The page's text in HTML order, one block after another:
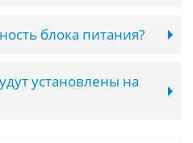
блока питания?
установлены на